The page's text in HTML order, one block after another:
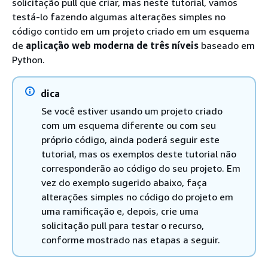
testá-lo fazendo algumas alterações simples no
código contido em um projeto criado em um esquema
de aplicação web moderna de três níveis baseado em
Python.
dica
Se você estiver usando um projeto criado
com um esquema diferente ou com seu
próprio código, ainda poderá seguir este
tutorial, mas os exemplos deste tutorial não
corresponderão ao código do seu projeto. Em
vez do exemplo sugerido abaixo, faça
alterações simples no código do projeto em
uma ramificação e, depois, crie uma
solicitação pull para testar o recurso,
conforme mostrado nas etapas a seguir.